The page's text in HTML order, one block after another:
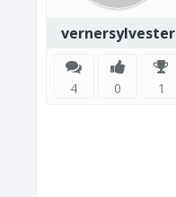
vernersylvester
4 0 1